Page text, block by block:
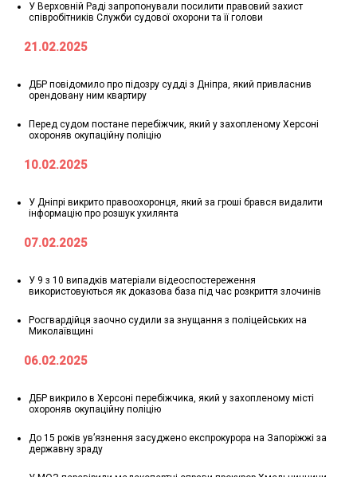
У Верховній Раді запропонували посилити правовий захист
співробітників Служби судової охорони та її голови
21.02.2025
ДБР повідомило про підозру судді з Дніпра, який привласнив
орендовану ним квартиру
Перед судом постане перебіжчик, який у захопленому Херсоні
охороняв окупаційну поліцію
10.02.2025
У Дніпрі викрито правоохоронця, який за гроші брався видалити
інформацію про розшук ухилянта
07.02.2025
У 9 з 10 випадків матеріали відеоспостереження
використовуються як доказова база під час розкриття злочинів
Росгвардійця заочно судили за знущання з поліцейських на
Миколаївщині
06.02.2025
ДБР викрило в Херсоні перебіжчика, який у захопленому місті
охороняв окупаційну поліцію
До 15 років ув’язнення засуджено експрокурора на Запоріжжі за
державну зраду